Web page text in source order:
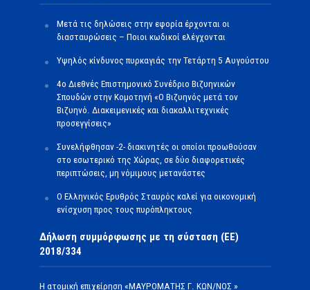
Μετά τις δηλώσεις στην εφορία έρχονται οι
διασταυρώσεις – Ποιοι κωδικοί ελέγχονται
Υψηλός κίνδυνος πυρκαγιάς την Τετάρτη 5 Αυγούστου
4ο Διεθνές Επιστημονικό Συνέδριο Βιζυηνικών
Σπουδών στην Κομοτηνή «Ο Βιζυηνός μετά τον
Βιζυηνό. Διακειμενικές και διακαλλιτεχνικές
προσεγγίσεις»
Συνελήφθησαν -2- διακινητές οι οποίοι προωθούσαν
στο εσωτερικό της Χώρας, σε δύο διαφορετικές
περιπτώσεις, μη νόμιμους μετανάστες
O Ελληνικός Ερυθρός Σταυρός καλεί για οικονομική
ενίσχυση προς τους πυρόπληκτους
Δήλωση συμμόρφωσης με τη σύσταση (ΕΕ)
2018/334
Η ατομική επιχείρηση «ΜΑΥΡΟΜΑΤΗΣ Γ. ΚΩΝ/ΝΟΣ »